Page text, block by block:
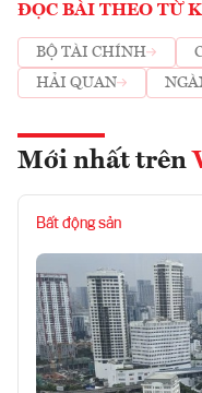
ĐỌC BÀI THEO TỪ
BỘ TÀI CHÍNH
HẢI QUAN
Mới nhất trên
Bất động sản